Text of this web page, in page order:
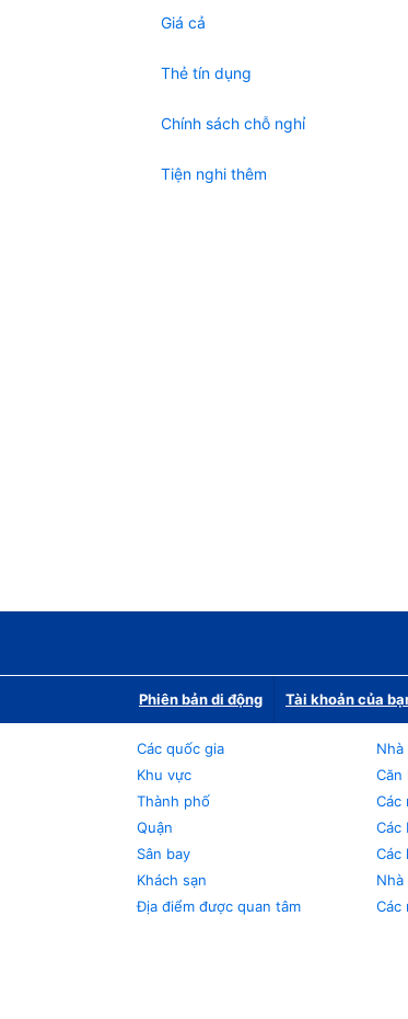
Giá cả
Thẻ tín dụng
Chính sách chỗ nghỉ
Tiện nghi thêm
Phiên bản di động Tài khoản của
Các quốc gia
Khu vực
Thành phố
Quận
Sân bay
Khách sạn
Địa điểm được quan tâm
Nhà
Căn
Các
Các
Các
Nhà
Các